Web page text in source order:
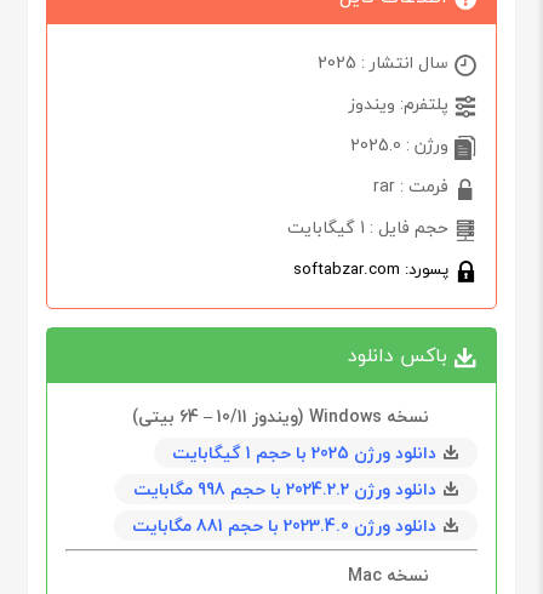
سال انتشار : 2025
پلتفرم: ویندوز
ورژن : 2025.0
فرمت : rar
حجم فایل : 1 گیگابایت
پسورد: softabzar.com
باکس دانلود
نسخه Windows (و‌یندوز 10/11 – 64 بیتی)
دانلود ورژن 2025 با حجم 1 گیگابايت
دانلود ورژن 2024.2.2 با حجم 998 مگابايت
دانلود ورژن 2023.4.0 با حجم 881 مگابايت
نسخه Mac